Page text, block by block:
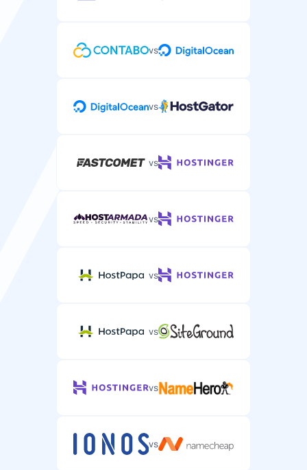
vs
vs
vs
vs
vs
vs
vs
vs